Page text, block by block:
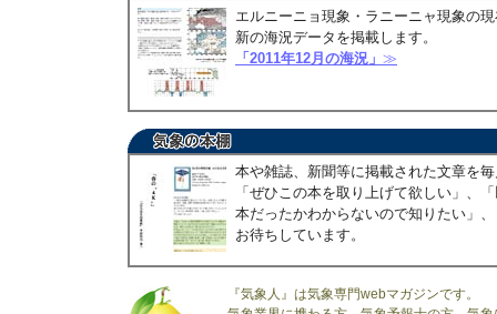
エルニーニョ現象・ラニーニャ現象の
新の海況データを掲載します。
「2011年12月の海況」 ≫
本や雑誌、新聞等に掲載された文章を
「ぜひこの本を取り上げて欲しい」、
本だったかわからないので知りたい」
お待ちしています。
『気象人』は気象専門webマガジンです。